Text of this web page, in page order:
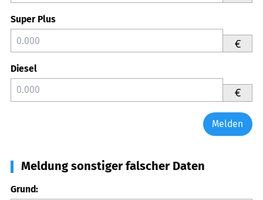
Super Plus
€
Diesel
€
Melden
Meldung sonstiger falscher Daten
Grund: